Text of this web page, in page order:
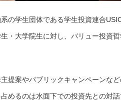
の学生団体である学生投資連合
・大学院生に対し、バリュー投資
提案やパブリックキャンペーンな
めるのは水面下での投資先との対